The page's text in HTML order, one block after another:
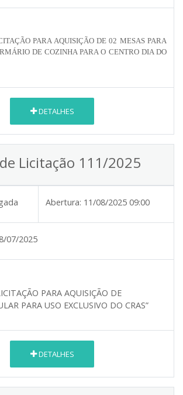
PARA AQUISIÇÃO DE 02 MESAS PARA
DE COZINHA PARA O CENTRO DIA DO
DETALHES
Licitação 111/2025
Abertura: 11/08/2025 09:00
07/2025
PARA AQUISIÇÃO DE
PARA USO EXCLUSIVO DO CRAS”
DETALHES